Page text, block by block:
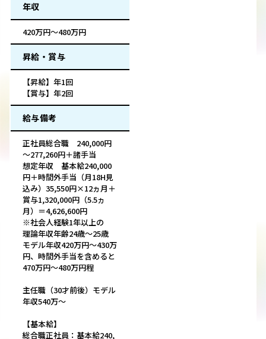
年収
420万円～480万円
昇給・賞与
【昇給】年1回
【賞与】年2回
給与備考
正社員総合職 240,000円
～277,260円＋諸手当
想定年収 基本給240,000
円＋時間外手当（月18H見
込み）35,550円×12ヵ月＋
賞与1,320,000円（5.5ヵ
月）＝4,626,600円
※社会人経験1年以上の
理論年収年齢24歳～25歳
モデル年収420万円～430万
円、時間外手当を含めると
470万円～480万円程
主任職（30才前後）モデル
年収540万～
【基本給】
総合職正社員：基本給240,